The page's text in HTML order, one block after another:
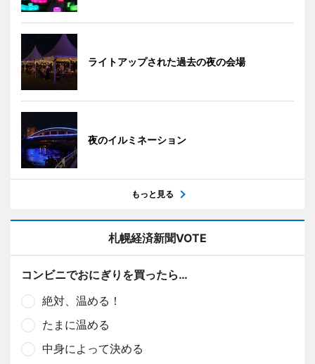
ライトアップされた過去の夜の会場
夜のイルミネーション
もっと見る
札幌経済新聞VOTE
コンビニでおにぎりを買ったら…
絶対、温める！
たまに温める
中身によって決める